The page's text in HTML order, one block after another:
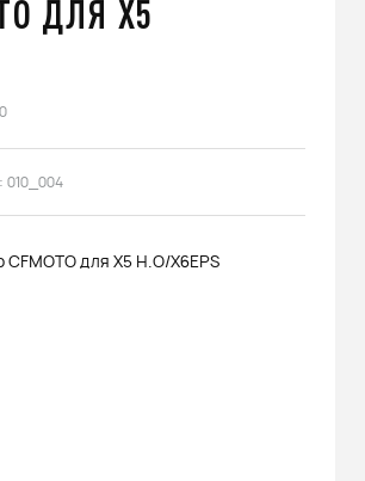
ДЛЯ X5
010_004
CFMOTO для X5 H.O/X6EPS